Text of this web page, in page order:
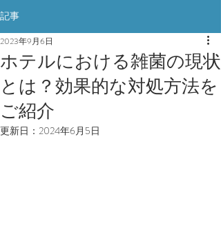
記事
ホテルにおける雑菌の現状
とは？効果的な対処方法を
ご紹介
2023年9月6日
更新日： 2024年6月5日